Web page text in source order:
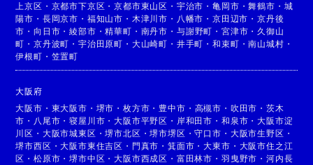
上京区 ・ 京都市下京区 ・京都市東山区 ・ 宇治市 ・亀岡市 ・舞鶴市 ・ 城
陽市 ・ 長岡京市 ・ 福知山市 ・ 木津川市 ・ 八幡市 ・京田辺市 ・京丹後
市 ・向日市 ・綾部市 ・精華町 ・ 南丹市 ・ 与謝野町 ・ 宮津市 ・ 久御山
町 ・京丹波町 ・宇治田原町 ・ 大山崎町 ・ 井手町 ・和束町 ・南山城村 ・
伊根町 ・ 笠置町
大阪府
大阪市 ・ 東大阪市 ・ 堺市 ・枚方市 ・ 豊中市 ・ 高槻市 ・ 吹田市 ・ 茨木
市 ・ 八尾市 ・寝屋川市 ・大阪市平野区 ・ 岸和田市 ・ 和泉市 ・大阪市淀
川区 ・ 大阪市城東区 ・堺市北区 ・堺市堺区 ・守口市 ・ 大阪市生野区 ・
堺市西区 ・大阪市東住吉区 ・ 門真市 ・箕面市 ・大東市 ・ 大阪市住之江
区 ・松原市 ・堺市中区 ・大阪市西成区 ・ 富田林市 ・ 羽曳野市 ・ 河内長